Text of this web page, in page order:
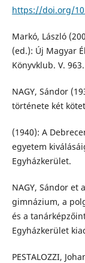
https://doi.org/
Markó, László
(ed.): Új Magyar
Könyvklub. V. 963.
NAGY, Sándor
története két
(1940): A
egyetem
Egyházkerület.
NAGY, Sándor et
gimnázium, a
és a
Egyházkerület
PESTALOZZI,